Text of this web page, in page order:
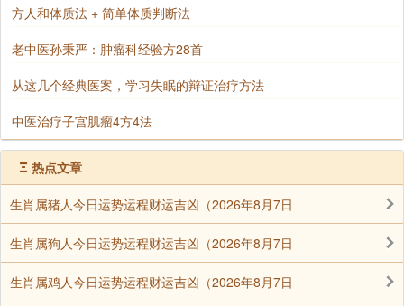
保持姜的药性平衡，发挥整体功效，就不要刮姜皮了，
在做寒凉性菜肴时需用姜来调和寒性，这时要削姜皮。
被用于冬天。到了夏天，我们来介绍市民陈小姐家一道
用生姜制作的简单小菜。时值夏日新姜上市，姜味并不
苦辣，腌嫩姜片就是陈小姐家每年必做的一道开胃小
菜。这道小菜制作方法简易可行：
买来新鲜嫩姜，洗净切片后放盐腌一晚上;第二天取出
后，放到玻璃瓶中，倒入白醋，白醋的量必须浸没姜
片，再加少量的蒜泥和白糖;密封后放入冰箱里冷藏24
方人和体质法 + 简单体质判断法
老中医孙秉严：肿瘤科经验方28首
从这几个经典医案，学习失眠的辩证治疗方法
中医治疗子宫肌瘤4方4法
Ξ 热点文章
生肖属猪人今日运势运程财运吉凶（2026年8月7日
生肖属狗人今日运势运程财运吉凶（2026年8月7日
生肖属鸡人今日运势运程财运吉凶（2026年8月7日